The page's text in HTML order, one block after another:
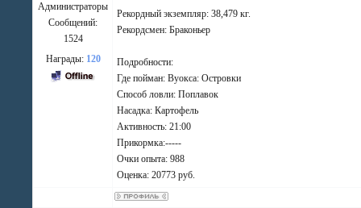
Администраторы
Сообщений:
1524
Награды: 120
Рекордный экземпляр: 38,479 кг.
Рекордсмен: Браконьер
Подробности:
Где пойман: Вуокса: Островки
Способ ловли: Поплавок
Насадка: Картофель
Активность: 21:00
Прикормка:-----
Очки опыта: 988
Оценка: 20773 руб.